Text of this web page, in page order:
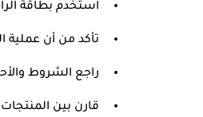
استخدم بطاقة
تأكد من أن عملية
راجع الشروط
قارن بين